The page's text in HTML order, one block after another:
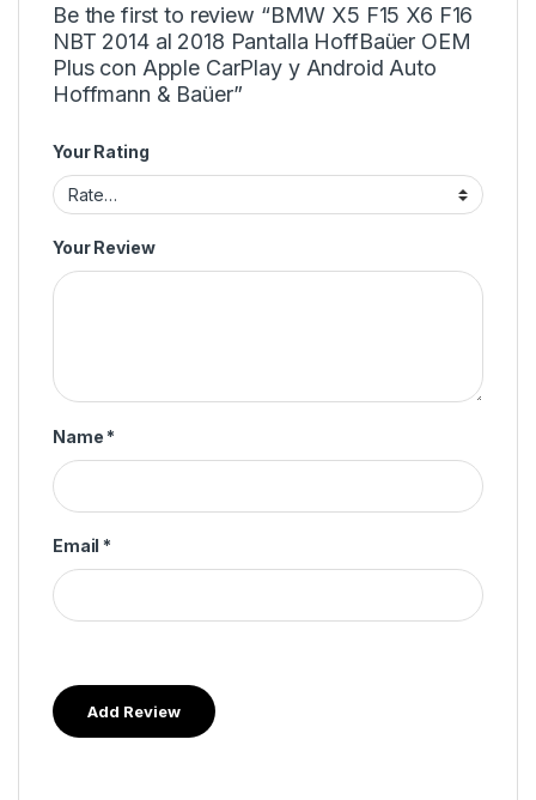
Be the first to review “BMW X5 F15 X6 F16
NBT 2014 al 2018 Pantalla HoffBaüer OEM
Plus con Apple CarPlay y Android Auto
Hoffmann & Baüer”
Your Rating
Your Review
Name *
Email *